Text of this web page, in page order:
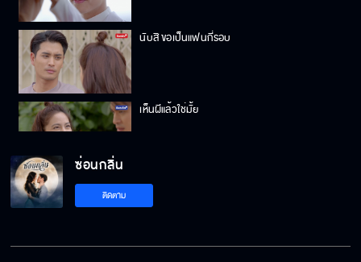
นับสิ ขอเป็นแฟนกี่รอบ
เห็นผีแล้วใช่มั้ย
ที่งอนเนี่ย ผมหึง
ซ่อนกลิ่น
ติดตาม